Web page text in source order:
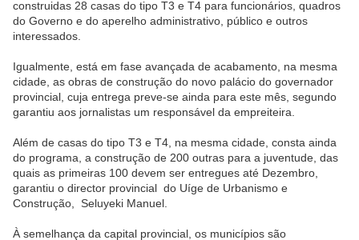
construidas 28 casas do tipo T3 e T4 para funcionários, quadros
do Governo e do aperelho administrativo, público e outros
interessados.
Igualmente, está em fase avançada de acabamento, na mesma
cidade, as obras de construção do novo palácio do governador
provincial, cuja entrega preve-se ainda para este mês, segundo
garantiu aos jornalistas um responsável da empreiteira.
Além de casas do tipo T3 e T4, na mesma cidade, consta ainda
do programa, a construção de 200 outras para a juventude, das
quais as primeiras 100 devem ser entregues até Dezembro,
garantiu o director provincial do Uíge de Urbanismo e
Construção, Seluyeki Manuel.
À semelhança da capital provincial, os municípios são